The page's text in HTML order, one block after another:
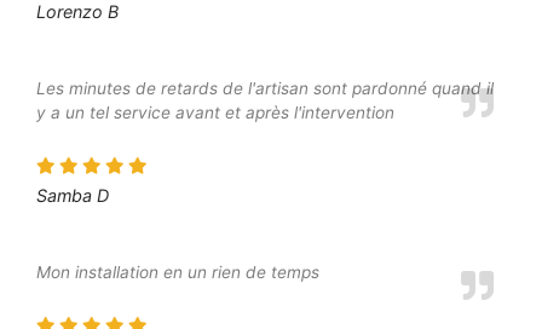
Lorenzo B
Les minutes de retards de l'artisan sont pardonné quand il
y a un tel service avant et après l'intervention
Samba D
Mon installation en un rien de temps